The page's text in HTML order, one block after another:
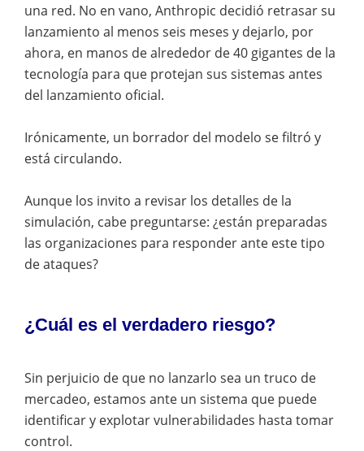
una red. No en vano, Anthropic decidió retrasar su
lanzamiento al menos seis meses y dejarlo, por
ahora, en manos de alrededor de 40 gigantes de la
tecnología para que protejan sus sistemas antes
del lanzamiento oficial.
Irónicamente, un borrador del modelo se filtró y
está circulando.
Aunque los invito a revisar los detalles de la
simulación, cabe preguntarse: ¿están preparadas
las organizaciones para responder ante este tipo
de ataques?
¿Cuál es el verdadero riesgo?
Sin perjuicio de que no lanzarlo sea un truco de
mercadeo, estamos ante un sistema que puede
identificar y explotar vulnerabilidades hasta tomar
control.